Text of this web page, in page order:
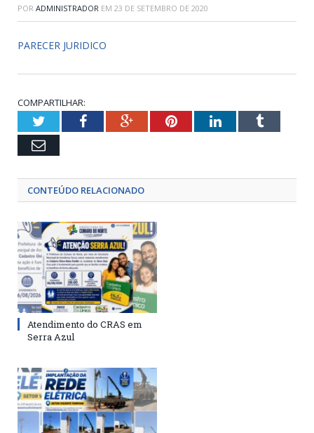
POR ADMINISTRADOR EM 23 DE SETEMBRO DE 2020
PARECER JURIDICO
COMPARTILHAR:
TwitterFacebookGoogle+PinterestLinkedInTumblr
Email
CONTEÚDO RELACIONADO
Atendimento do CRAS em
Serra Azul